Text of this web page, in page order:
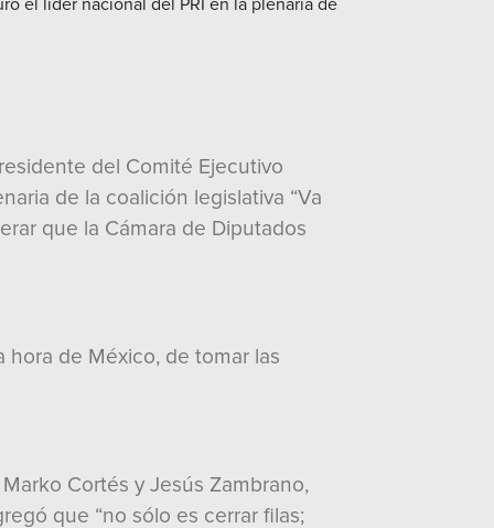
del Comité Ejecutivo
de la coalición legislativa “Va
que la Cámara de Diputados
de México, de tomar las
Cortés y Jesús Zambrano,
que “no sólo es cerrar filas;